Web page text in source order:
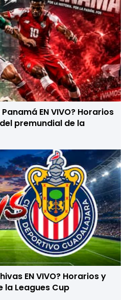
EN VIVO? Horarios
premundial de la
EN VIVO? Horarios y
la Leagues Cup